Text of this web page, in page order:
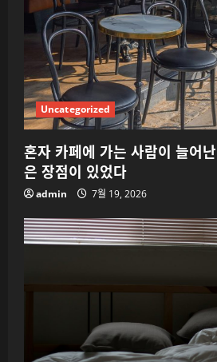
Uncategorized
혼자 카페에 가는 사람이 늘어
은 장점이 있었다
admin 7월 19, 2026